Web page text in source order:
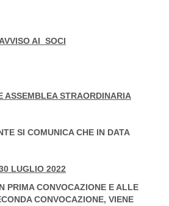
AI SOCI
ASSEMBLEA STRAORDINARIA
SI COMUNICA CHE IN DATA
LUGLIO 2022
PRIMA CONVOCAZIONE E ALLE
CONVOCAZIONE, VIENE